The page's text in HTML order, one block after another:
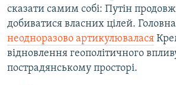
сказати самим собі: Путін
добиватися власних цілей.
неодноразово артикулювалася
відновлення геополітичного
пострадянському просторі.